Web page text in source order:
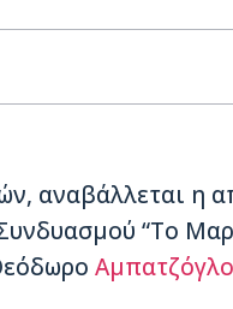
αναβάλλεται η
“Το